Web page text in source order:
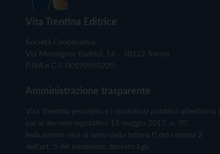
Vita Trentina Editrice
Società Cooperativa
Via Monsignor Endrici, 14 – 38122 Trento
P.IVA e C.F. 00199960220
Amministrazione trasparente
Vita Trentina percepisce i contributi pubblici all'editoria
cui al decreto legislativo 15 maggio 2017, n. 70.
Indicazione resa ai sensi della lettera f) del comma 2
dell'art. 5 del medesimo decreto Lgs.